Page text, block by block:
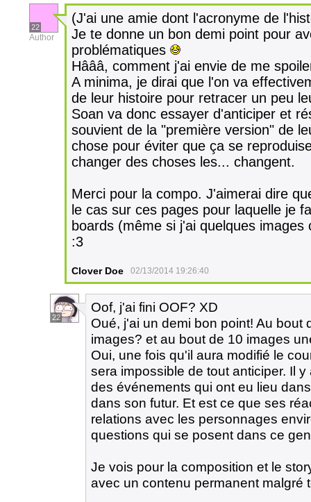
22
Author
(J'ai une amie dont l'acronyme de
Je te donne un bon demi point pour
problématiques
Hâââ, comment j'ai envie de me
A minima, je dirai que l'on va
de leur histoire pour retracer un peu
Soan va donc essayer d'anticiper et
souvient de la "première version" de
chose pour éviter que ça se
changer des choses les... changent.
Merci pour la compo. J'aimerai dire
le cas sur ces pages pour laquelle je
boards (même si j'ai quelques
:3
Clover Doe 02/13/2014 19:26:40
22
Oof, j'ai fini OOF? XD
Oué, j'ai un demi bon point! Au bout
images? et au bout de 10 images
Oui, une fois qu'il aura modifié le
sera impossible de tout anticiper. Il
des événements qui ont eu lieu
dans son futur. Et est ce que ses
relations avec les personnages
questions qui se posent dans ce
Je vois pour la composition et le
avec un contenu permanent malgré